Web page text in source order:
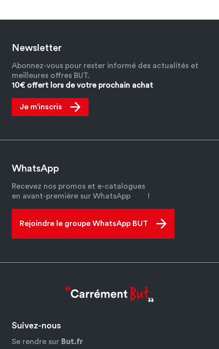
Newsletter
Abonnez-vous pour rester informé des actualités et
meilleures offres BUT.
10€ offert lors de votre prochain achat
Je m’inscris
WhatsApp
Recevez nos promos et e-catalogues
en avant-première sur WhatsApp
!
Rejoindre le groupe WhatsApp BUT
Suivez-nous
Se rendre sur But.fr